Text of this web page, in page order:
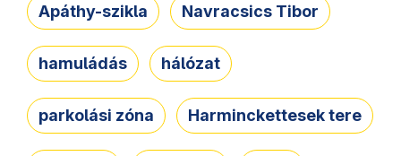
Apáthy-szikla Navracsics Tibor
hamuládás hálózat
parkolási zóna Harminckettesek tere